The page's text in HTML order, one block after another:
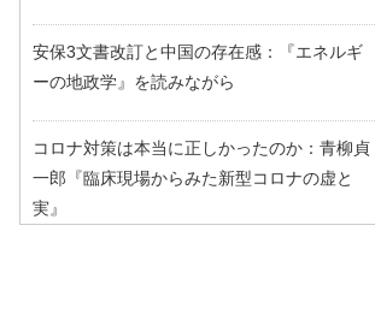
安保3文書改訂と中国の存在感：『エネルギ
ーの地政学』を読みながら
コロナ対策は本当に正しかったのか：青柳貞
一郎『臨床現場からみた新型コロナの虚と
実』